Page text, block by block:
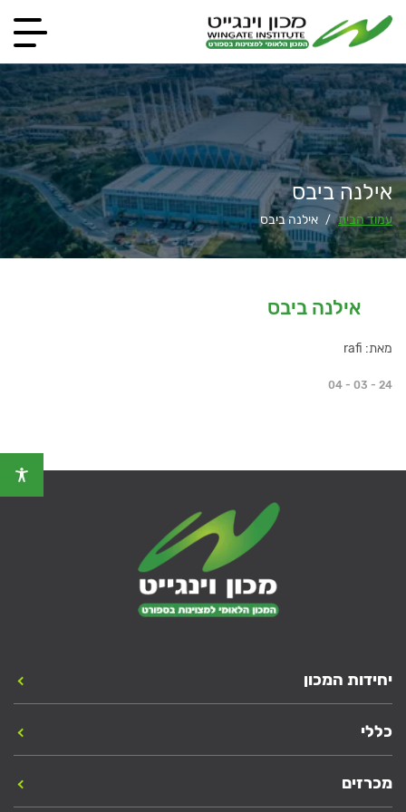
אילנה ביבס
עמוד הבית / אילנה ביבס
אילנה ביבס
מאת: rafi
04 - 03 - 24
יחידות המכון
כללי
מכרזים